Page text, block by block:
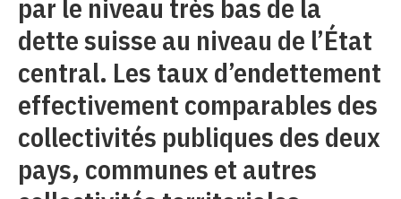
par le niveau très bas de la
dette suisse au niveau de l’État
central. Les taux d’endettement
effectivement comparables des
collectivités publiques des deux
pays, communes et autres